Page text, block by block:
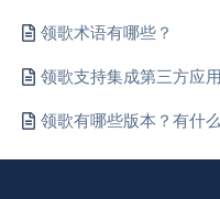
领歌术语有哪些？
领歌支持集成第三方应
领歌有哪些版本？有什